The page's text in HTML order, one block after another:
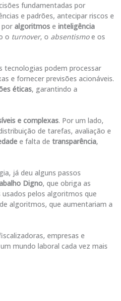
fundamentadas por
e padrões, antecipar riscos e
por algoritmose inteligência
o turnover, o absentismoe os
tecnologias podem processar
e fornecer previsões acionáveis.
éticas, garantindo a
e complexas. Por um lado,
de tarefas, avaliação e
e falta de transparência,
já deu alguns passos
Digno, que obriga as
pelos algoritmos que
algoritmos, que aumentariam a
empresas e
mundo laboral cada vez mais